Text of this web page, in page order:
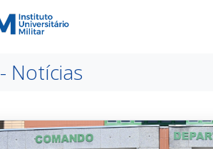
- Notícias